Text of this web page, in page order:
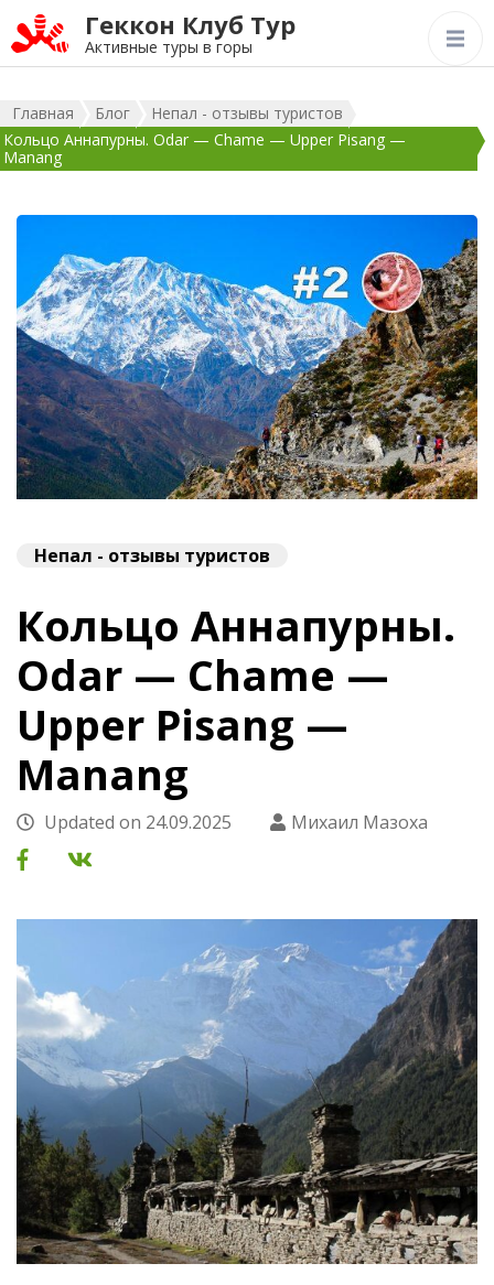
Геккон Клуб Тур
Активные туры в горы
Главная Блог
Непал - отзывы туристов
Кольцо Аннапурны. Odar — Chame — Upper Pisang —
Manang
Непал - отзывы туристов
Кольцо Аннапурны.
Odar — Chame —
Upper Pisang —
Manang
Updated on 24.09.2025 Михаил Мазоха